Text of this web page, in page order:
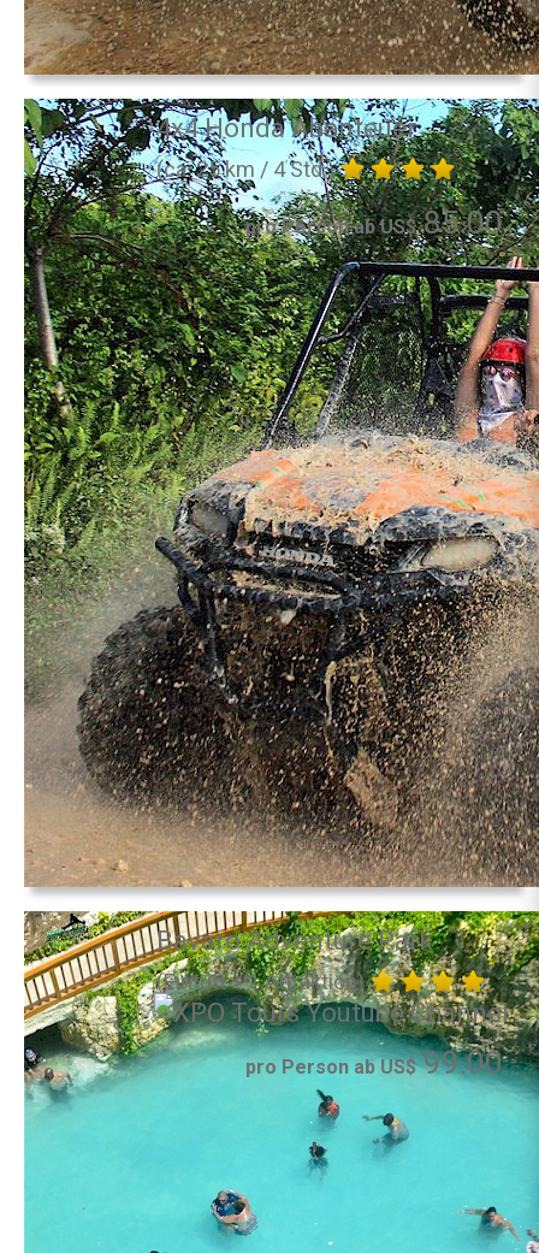
4x4 Honda Abenteuer
(ca. 25 km / 4 Std.)
pro Person ab US$85.00
Bavaro Adventure Park
(Eintritt + 1 Attraktion)
pro Person ab US$99.00